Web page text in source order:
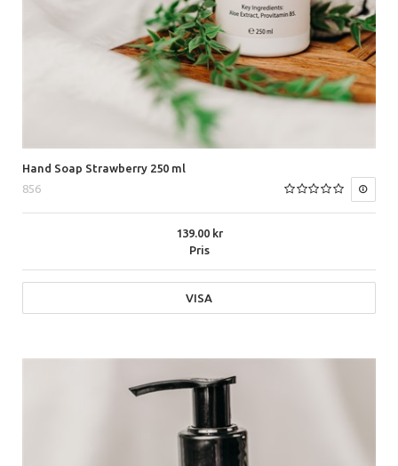
Hand Soap Strawberry 250 ml
856
Pris
139.00
VISA